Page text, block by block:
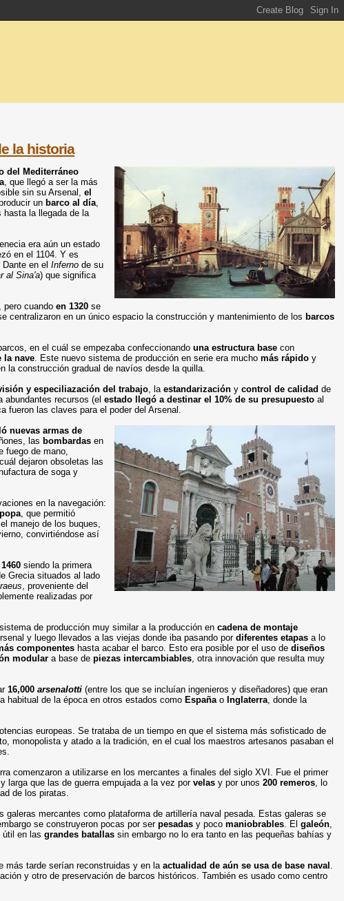
la historia
del Mediterráneo
, que llegó a ser la más
sin su Arsenal, el
un barco al día,
hasta la llegada de la
era aún un estado
en el 1104. Y es
Dante en elInfernode su
al Sina'a) que significa
pero cuandoen 1320 se
centralizaron en un único espacio la construcción y mantenimiento de los barcos
en el cuál se empezaba confeccionandouna estructura base con
la nave. Este nuevo sistema de producción en serie era muchomás rápido y
la construcción gradual de navíos desde la quilla.
y especiliazación del trabajo, laestandarizaciónycontrol de calidad de
abundantes recursos (elestado llegó a destinar el 10% de su presupuesto al
fueron las claves para el poder del Arsenal.
nuevas armas de
las bombardasen
fuego de mano,
dejaron obsoletas las
de soga y
en la navegación:
, que permitió
manejo de los buques,
convirtiéndose así
1460siendo la primera
Grecia situados al lado
, proveniente del
realizadas por
de producción muy similar a la producción encadena de montaje
y luego llevados a las viejas donde iba pasando pordiferentes etapas a lo
componentes hasta acabar el barco. Esto era posible por el uso dediseños
modular a base depiezas intercambiables, otra innovación que resulta muy
16,000arsenalotti (entre los que se incluían ingenieros y diseñadores) que eran
habitual de la época en otros estados como Españao Inglaterra, donde la
europeas. Se trataba de un tiempo en que el sistema más sofisticado de
monopolista y atado a la tradición, en el cual los maestros artesanos pasaban el
comenzaron a utilizarse en los mercantes a finales del siglo XVI. Fue el primer
larga que las de guerra empujada a la vez porvelasy por unos200 remeros, lo
de los piratas.
mercantes como plataforma de artillería naval pesada. Estas galeras se
se construyeron pocas por serpesadasy pocomaniobrables. Elgaleón,
útil en lasgrandes batallas sin embargo no lo era tanto en las pequeñas bahías y
más tarde serían reconstruidas y en laactualidad de aún se usa de base naval .
y otro de preservación de barcos históricos. También es usado como centro